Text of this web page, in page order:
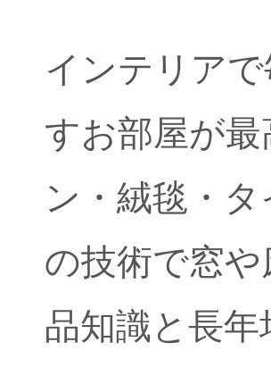
インテリア
すお部屋が
ン・絨毯・
の技術で窓
品知識と長